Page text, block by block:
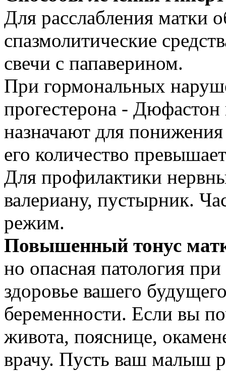
Для расслабления матки
спазмолитические
свечи с папаверином.
При гормональных
прогестерона -
назначают для
его количество
Для профилактики
валериану, пустырник.
режим.
Повышенный тонус
но опасная патология
здоровье вашего
беременности. Если вы
живота, пояснице,
врачу. Пусть ваш малыш